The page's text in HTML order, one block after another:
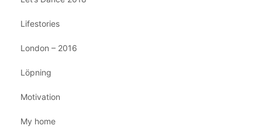
Lifestories
London – 2016
Löpning
Motivation
My home